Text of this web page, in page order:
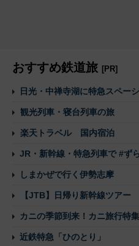
おすすめ鉄道旅 [PR]
日光・中禅寺湖に特急スペー
観光列車・寝台列車の旅
楽天トラベル 国内宿泊
JR・新幹線・特急列車で #ず
しまかぜで行く伊勢志摩
【JTB】日帰り新幹線ツアー
カニの季節到来！カニ旅行特集
近鉄特急「ひのとり」